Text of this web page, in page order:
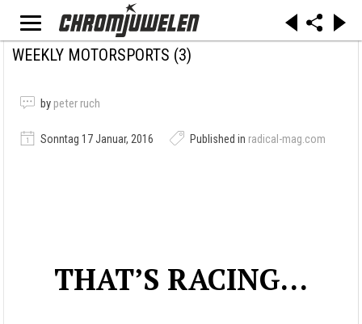
WEEKLY MOTORSPORTS (3)
by peter ruch
Sonntag 17 Januar, 2016 Published in radical-mag.com
THAT’S RACING…